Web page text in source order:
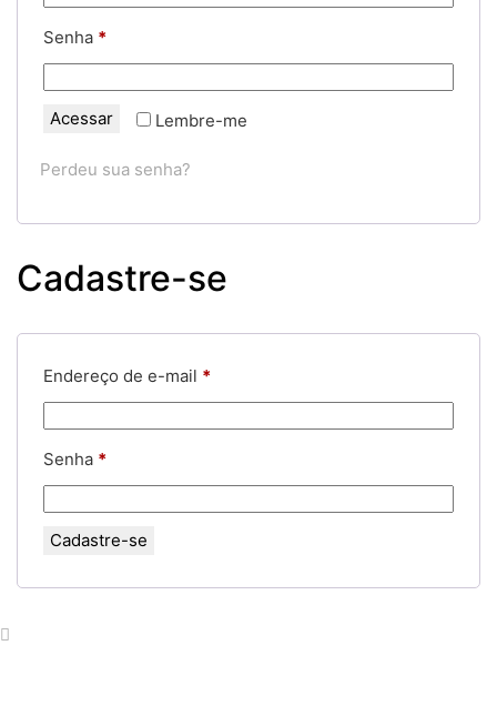
Senha *
Lembre-me
Acessar
Perdeu sua senha?
Cadastre-se
Endereço de e-mail *
Senha *
Cadastre-se